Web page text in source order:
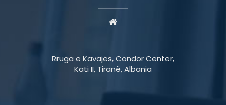
Rruga e Kavajës, Condor Center,
Kati II, Tiranë, Albania